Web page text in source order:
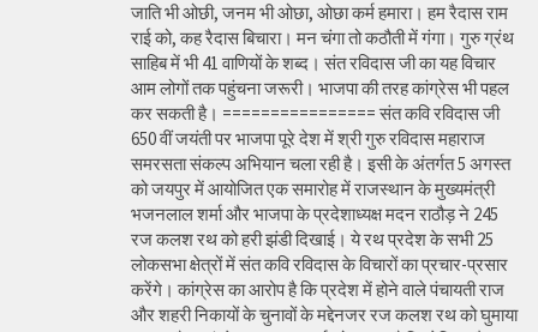
जाति भी ओछी, जनम भी ओछा, ओछा कर्म हमारा। हम रैदास राम
राई को, कह रैदास बिचारा। मन चंगा तो कठौती में गंगा। गुरु ग्रंथ
साहिब में भी 41 वाणियों के शब्द। संत रविदास जी का यह विचार
आम लोगों तक पहुंचना जरूरी। भाजपा की तरह कांग्रेस भी पहल
कर सकती है। ================ संत कवि रविदास जी
650 वीं जयंती पर भाजपा पूरे देश में श्री गुरु रविदास महाराज
समरसता संकल्प अभियान चला रही है। इसी के अंतर्गत 5 अगस्त
को जयपुर में आयोजित एक समारोह में राजस्थान के मुख्यमंत्री
भजनलाल शर्मा और भाजपा के प्रदेशाध्यक्ष मदन राठौड़ ने 245
रज कलश रथ को हरी झंडी दिखाई। ये रथ प्रदेश के सभी 25
लोकसभा क्षेत्रों में संत कवि रविदास के विचारों का प्रचार-प्रसार
करेंगे। कांग्रेस का आरोप है कि प्रदेश में होने वाले पंचायती राज
और शहरी निकायों के चुनावों के मद्देनजर रज कलश रथ को घुमाया